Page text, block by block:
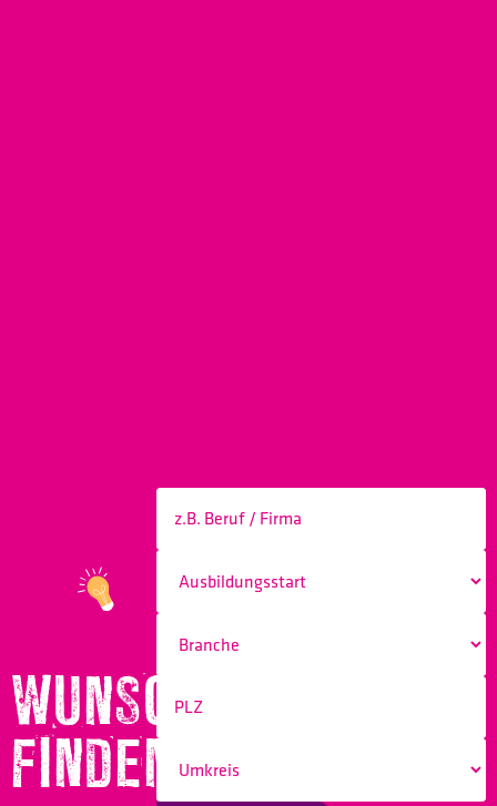
WUNSCHBERUF
FINDEN!